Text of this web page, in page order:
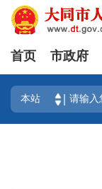
首页 市政府
本站